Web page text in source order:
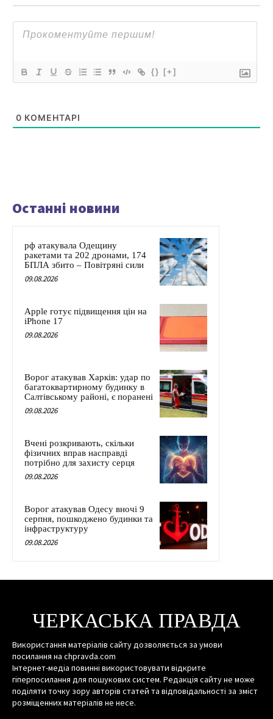
{} [+]
0 КОМЕНТАРІ
Останні новини
рф атакувала Одещину
ракетами та 202 дронами, 174
БПЛА збито – Повітряні сили
09.08.2026
Apple готує підвищення цін на
iPhone 17
09.08.2026
Ворог атакував Харків: удар по
багатоквартирному будинку в
Салтівському районі, є поранені
09.08.2026
Вчені розкривають, скільки
фізичних вправ насправді
потрібно для захисту серця
09.08.2026
Ворог атакував Одесу вночі 9
серпня, пошкоджено будинки та
інфраструктуру
09.08.2026
ЧЕРКАСЬКА ПРАВДА
Використання матеріалів сайту дозволяється за умови
посилання на chpravda.com
Інтернет-медіа повинні використовувати відкрите
гіперпосилання для пошукових систем. Редакція сайту не може
поділяти точку зору авторів статей та відповідальності за зміст
розміщенних матеріалів не несе.